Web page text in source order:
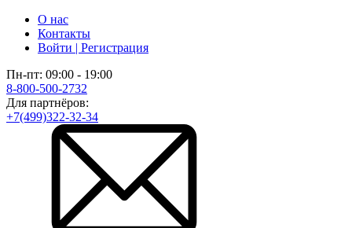
О нас
Контакты
Войти | Регистрация
Пн-пт: 09:00 - 19:00
8-800-500-2732
Для партнёров:
+7(499)322-32-34